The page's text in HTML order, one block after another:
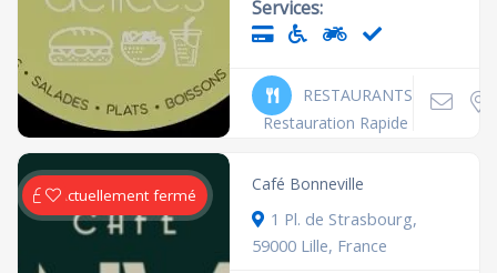
Services:
RESTAURANTS
Restauration Rapide
Actuellement fermé
Café Bonneville
1 Pl. de Strasbourg,
59000 Lille, France